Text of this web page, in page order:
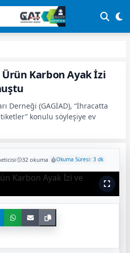
Karbon Ayak İzi
Derneği (GAGİAD), “İhracatta
konulu söyleşiye ev
32 okuma Okuma Süresi: 3 dk